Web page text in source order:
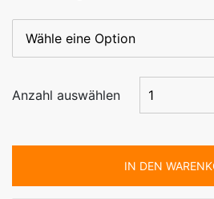
Anzahl auswählen
IN DEN